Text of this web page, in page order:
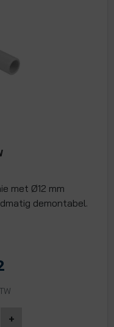
met Ø12 mm
demontabel.
+